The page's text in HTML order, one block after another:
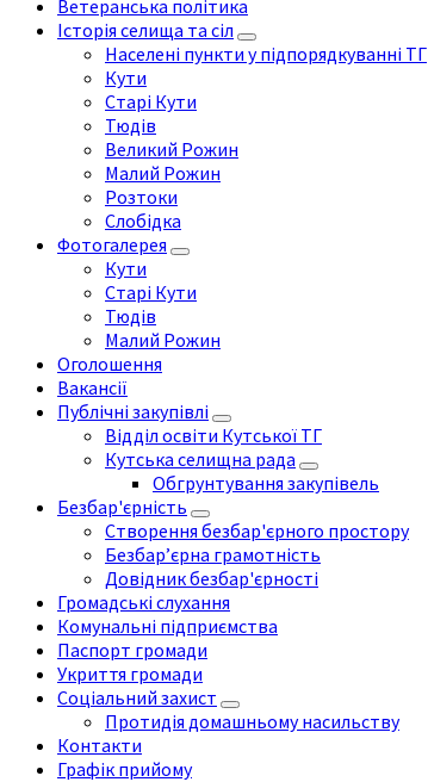
Ветеранська політика
Історія селища та сіл
Населені пункти у підпорядкуванні ТГ
Кути
Старі Кути
Тюдів
Великий Рожин
Малий Рожин
Розтоки
Слобідка
Фотогалерея
Кути
Старі Кути
Тюдів
Малий Рожин
Оголошення
Вакансії
Публічні закупівлі
Відділ освіти Кутської ТГ
Кутська селищна рада
Обгрунтування закупівель
Безбар'єрність
Створення безбар'єрного простору
Безбар’єрна грамотність
Довідник безбар'єрності
Громадські слухання
Комунальні підприємства
Паспорт громади
Укриття громади
Соціальний захист
Протидія домашньому насильству
Контакти
Графік прийому